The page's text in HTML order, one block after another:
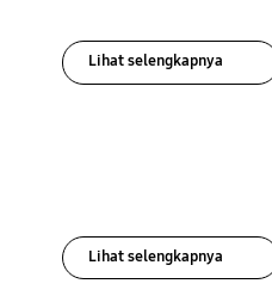
Lihat selengkapnya
Lihat selengkapnya